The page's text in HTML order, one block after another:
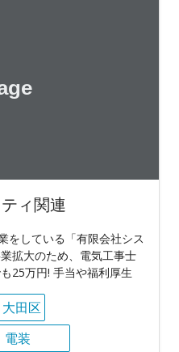
ィ関連
をしている「有限会社シス
拡大のため、電気工事士
25万円! 手当や福利厚生
大田区
電装